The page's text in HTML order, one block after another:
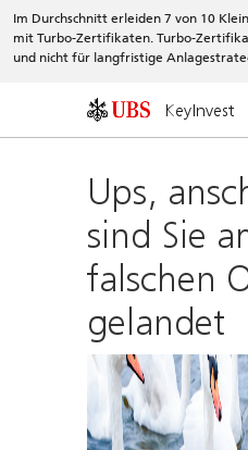
Im Durchschnitt erleiden 7 von 10
mit Turbo-Zertifikaten. Turbo-
und nicht für langfristige
KeyInvest
Ups,
sind Sie
falschen
gelandet